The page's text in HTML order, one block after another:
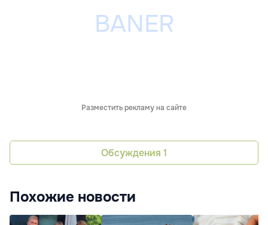
Разместить рекламу на сайте
Обсуждения 1
Похожие новости